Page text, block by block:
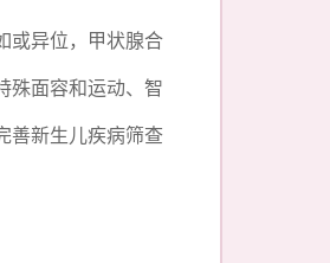
或异位，甲状腺合
殊面容和运动、智
善新生儿疾病筛查